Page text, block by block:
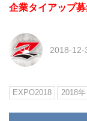
企業タイアップ募
2018-12-
EXPO2018 2018年